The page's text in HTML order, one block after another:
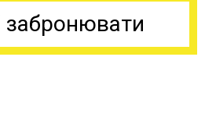
забронювати